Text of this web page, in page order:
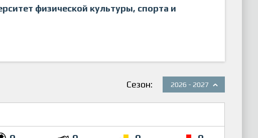
физической культуры, спорта и
2026 - 2027
Сезон: